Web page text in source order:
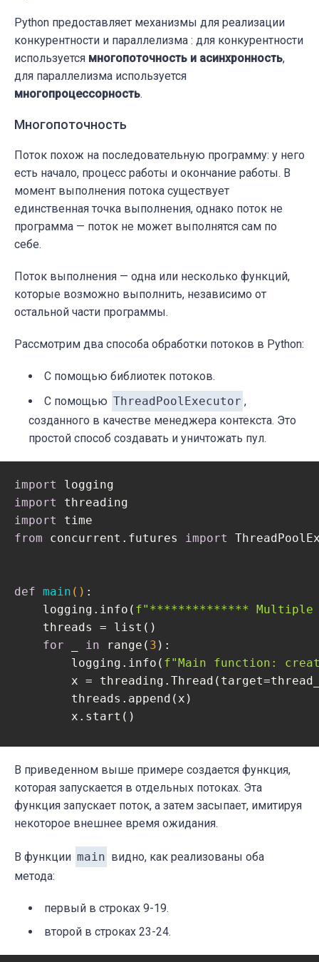
Python предоставляет механизмы для реализации
конкурентности и параллелизма : для конкурентности
используется многопоточность и асинхронность,
для параллелизма используется
многопроцессорность.
Многопоточность
Поток похож на последовательную программу: у него
есть начало, процесс работы и окончание работы. В
момент выполнения потока существует
единственная точка выполнения, однако поток не
программа — поток не может выполнятся сам по
себе.
Поток выполнения — одна или несколько функций,
которые возможно выполнить, независимо от
остальной части программы.
Рассмотрим два способа обработки потоков в Python:
С помощью библиотек потоков.
С помощью ThreadPoolExecutor ,
созданного в качестве менеджера контекста. Это
простой способ создавать и уничтожать пул.
import
import
import
from concurrent.futures import
def main () :
    logging.info(
f"************** Multiple
    threads = list()
for
in range( 3 ):
        logging.info(
f"Main function:
x =
        threads.append(x)
        x.start()
        logging.info(
f"Main function:
        thread.join()
        logging.info(
f"Main function:
with
В приведенном выше примере создается функция,
которая запускается в отдельных потоках. Эта
функция запускает поток, а затем засыпает, имитируя
некоторое внешнее время ожидания.
В функции main видно, как реализованы оба
метода:
первый в строках 9-19.
второй в строках 23-24.